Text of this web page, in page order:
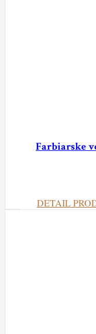
Farbiarske
DETAIL